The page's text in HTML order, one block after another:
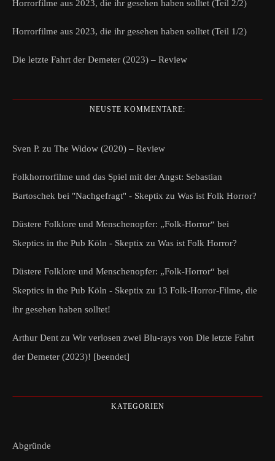
Horrorfilme aus 2023, die ihr gesehen haben solltet (Teil 2/2)
Horrorfilme aus 2023, die ihr gesehen haben solltet (Teil 1/2)
Die letzte Fahrt der Demeter (2023) – Review
NEUSTE KOMMENTARE:
Sven P. zu The Widow (2020) – Review
Folkhorrorfilme und das Spiel mit der Angst: Sebastian
Bartoschek bei "Nachgefragt" - Skeptix zu Was ist Folk Horror?
Düstere Folklore und Menschenopfer: „Folk-Horror“ bei
Skeptics in the Pub Köln - Skeptix zu Was ist Folk Horror?
Düstere Folklore und Menschenopfer: „Folk-Horror“ bei
Skeptics in the Pub Köln - Skeptix zu 13 Folk-Horror-Filme, die
ihr gesehen haben solltet!
Arthur Dent zu Wir verlosen zwei Blu-rays von Die letzte Fahrt
der Demeter (2023)! [beendet]
KATEGORIEN
Abgründe